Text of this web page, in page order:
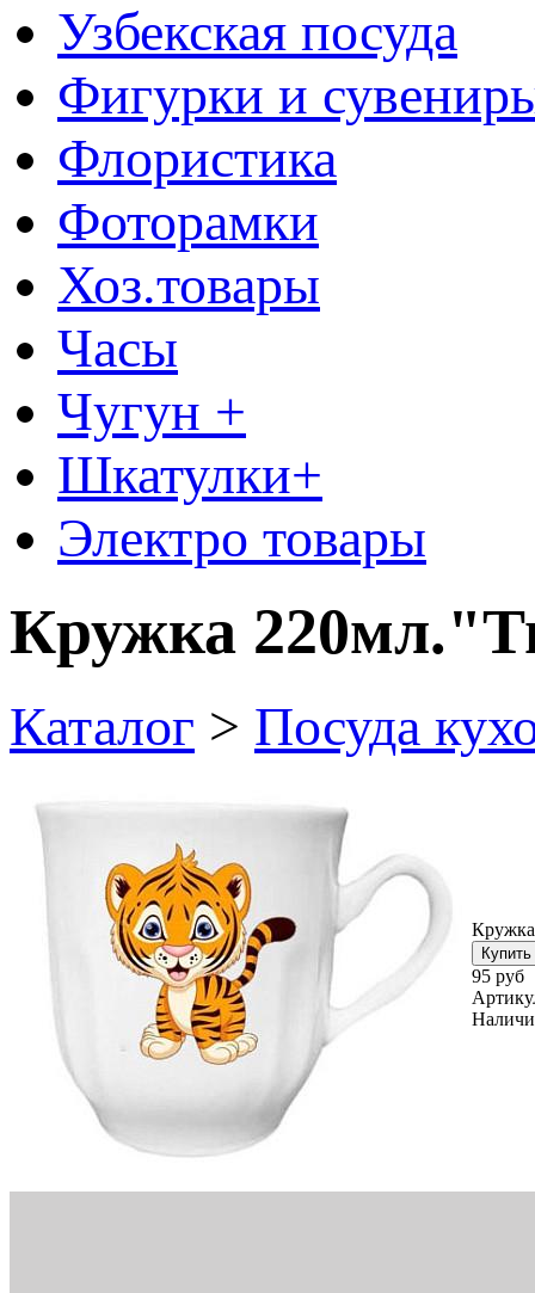
Узбекская посуда
Фигурки и
Флористика
Фоторамки
Хоз.товары
Часы
Чугун +
Шкатулки+
Электро товары
Кружка
Каталог > Посуда
95 руб